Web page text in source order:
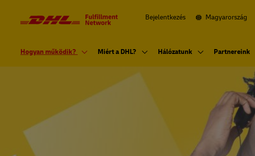
Elsődleges
navigáció
Bejelentkezés Magyarország
Hogyan működik? Miért a DHL? Hálózatunk Partnereink